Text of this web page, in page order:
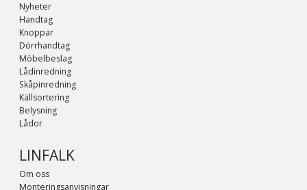
Nyheter
Handtag
Knoppar
Dörrhandtag
Möbelbeslag
Lådinredning
Skåpinredning
Källsortering
Belysning
Lådor
LINFALK
Om oss
Monteringsanvisningar